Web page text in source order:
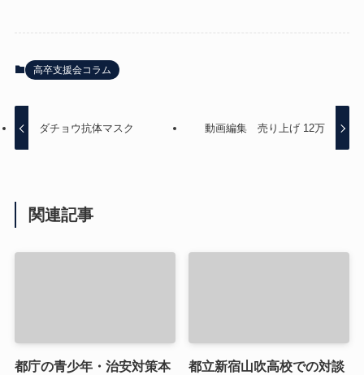
高卒支援会コラム
ダチョウ抗体マスク 動画編集 売り上げ 12万
関連記事
都庁の青少年・治安対策本
都立新宿山吹高校での対談